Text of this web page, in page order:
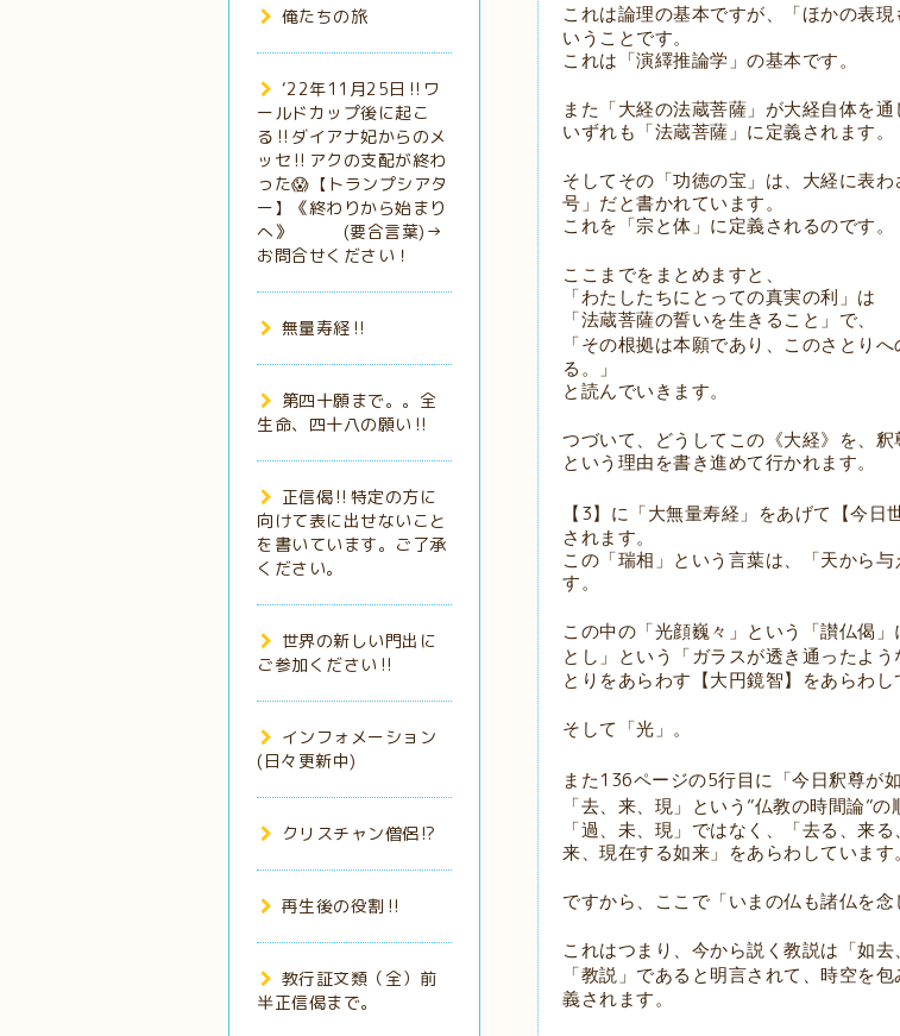
これは論理の基本ですが、「ほかの表現
いうことです。
これは「演繹推論学」の基本です。
また「大経の法蔵菩薩」が大経自体を
いずれも「法蔵菩薩」に定義されます。
そしてその「功徳の宝」は、大経に表
号」だと書かれています。
これを「宗と体」に定義されるのです。
ここまでをまとめますと、
「わたしたちにとっての真実の利」は
「法蔵菩薩の誓いを生きること」で、
「その根拠は本願であり、このさとり
る。」
と読んでいきます。
つづいて、どうしてこの《大経》を、
という理由を書き進めて行かれます。
【 3 】に「大無量寿経」をあげて【今日
されます。
この「瑞相」という言葉は、「天から
す。
この中の「光顔巍々」という「讃仏偈
とし」という「ガラスが透き通ったよう
とりをあらわす【大円鏡智】をあらわし
そして「光」。
また 136ページの5行目に「今日釈尊が
「去、来、現」という ”仏教の時間論”の
「過、未、現」ではなく、「去る、来
来、現在する如来」をあらわしています
ですから、ここで「いまの仏も諸仏を念
これはつまり、今から説く教説は「如
「教説」であると明言されて、時空を包
義されます。
俺たちの旅
‘22年11月25日‼️ワ
ールドカップ後に起こ
る‼️ダイアナ妃からのメ
ッセ‼️アクの支配が終わ
った😱【トランプシアタ
ー】《終わりから始まり
へ》 (要合言葉)→
お問合せください！
無量寿経‼️
第四十願まで。。全
生命、四十八の願い‼️
正信偈‼️特定の方に
向けて表に出せないこと
を書いています。ご了承
ください。
世界の新しい門出に
ご参加ください‼️
インフォメーション
(日々更新中)
クリスチャン僧侶⁉️
再生後の役割‼️
教行証文類（全）前
半正信偈まで。